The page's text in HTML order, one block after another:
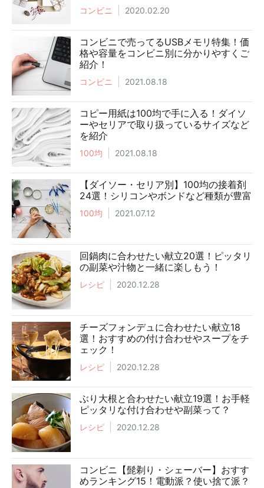
コンビニ 2020.02.20
コンビニで売ってるUSBメモリ特集！価
格や容量をコンビニ別に分かりやすくご
紹介！
コンビニ 2021.08.18
コピー用紙は100均で手に入る！ダイソ
ーやセリアで取り扱っているサイズなど
を紹介
100均 2021.08.18
【ダイソー・セリア別】100均の接着剤
24選！シリコンやボンドなど種類が豊富
100均 2021.07.12
回鍋肉に合わせたい献立20選！ピッタリ
の副菜や汁物と一緒に楽しもう！
レシピ 2020.12.28
チーズフォンデュに合わせたい献立18
選！おすすめの付け合わせやスープをチ
ェック！
レシピ 2020.12.28
ぶり大根と合わせたい献立19選！お手軽
ピッタリな付け合わせや副菜って？
レシピ 2020.12.28
コンビニ【髭剃り・シェーバー】おすす
めランキング15！電動派？使い捨て派？